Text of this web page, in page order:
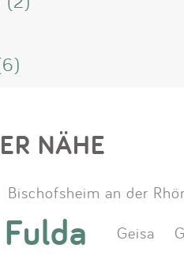
NÄHE
Bischofsheim an der
Fulda Geisa